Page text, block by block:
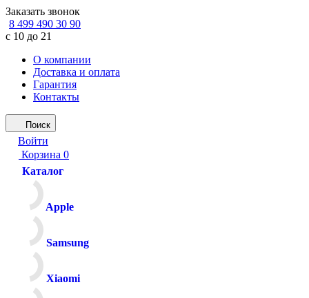
Заказать звонок
8 499 490 30 90
с 10 до 21
О компании
Доставка и оплата
Гарантия
Контакты
Поиск
Войти
Корзина 0
Каталог
Apple
Samsung
Xiaomi